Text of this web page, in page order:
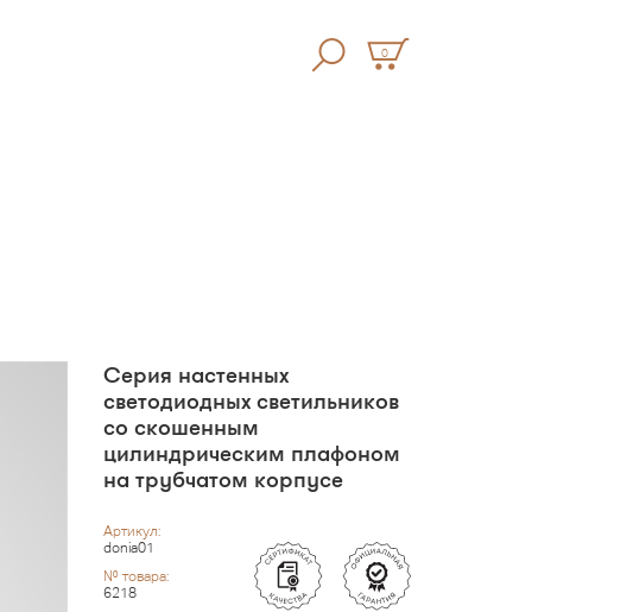
0
Серия настенных
светодиодных светильников
со скошенным
цилиндрическим плафоном
на трубчатом корпусе
Артикул:
donia01
№ товара:
6218